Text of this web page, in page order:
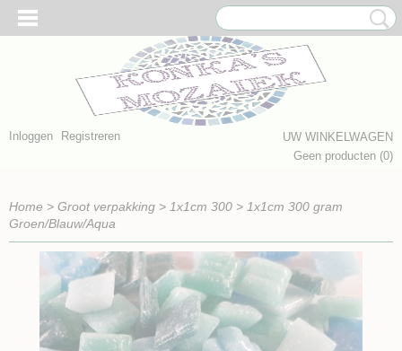
Inloggen Registreren
UW WINKELWAGEN
Geen producten (0)
Home > Groot verpakking > 1x1cm 300 > 1x1cm 300 gram
Groen/Blauw/Aqua